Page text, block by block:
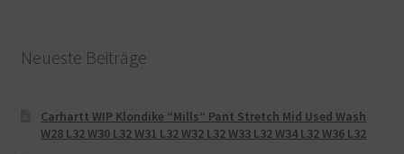
Neueste Beiträge
Carhartt WIP Klondike “Mills“ Pant Stretch Mid Used Wash
W28 L32 W30 L32 W31 L32 W32 L32 W33 L32 W34 L32 W36 L32